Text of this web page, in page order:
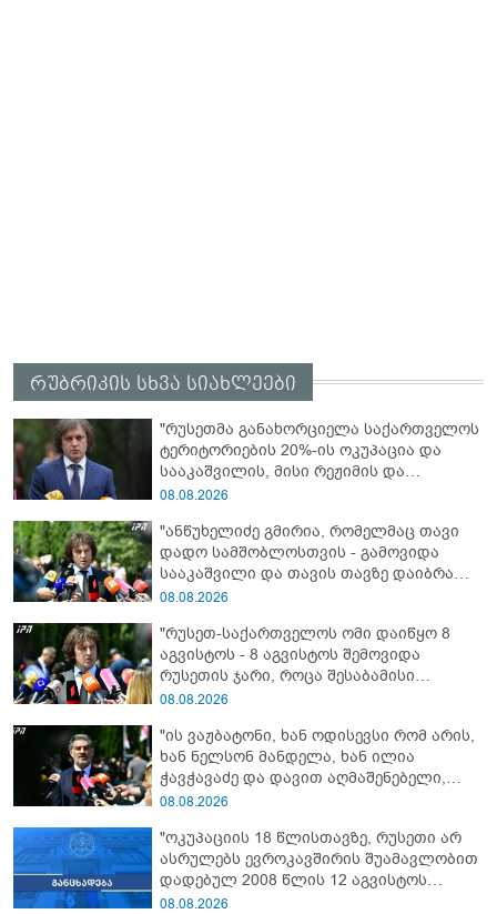
რუბრიკის სხვა სიახლეები
"რუსეთმა განახორციელა საქართველოს
ტერიტორიების 20%-ის ოკუპაცია და
სააკაშვილის, მისი რეჟიმის და
„ნაცმოძრაობის“ ღალატი ვერანაირად
დანაშაული ჩვენი სახელმწიფოს წინაშე"
08.08.2026
"ანწუხელიძე გმირია, რომელმაც თავი
დადო სამშობლოსთვის - გამოვიდა
სააკაშვილი და თავის თავზე დაიბრალა
ანწუხელიძის გმირობა, სამარცხვინო
სააკაშვილისთვის შეგინებას თუ რაღაც
ამგვარს სთხოვდნენ მას"
08.08.2026
"რუსეთ-საქართველოს ომი დაიწყო 8
აგვისტოს - 8 აგვისტოს შემოვიდა
რუსეთის ჯარი, როცა შესაბამისი
განცხადება გააკეთა რუსეთის
რაც მოხდა, ეს იყო ის, რომ სააკაშვილის
რეჟიმმა დაბომბა ცხინვალი"
08.08.2026
"ის ვაჟბატონი, ხან ოდისევსი რომ არის,
ხან ნელსონ მანდელა, ხან ილია
ჭავჭავაძე და დავით აღმაშენებელი,
სინამდვილეში, ერთი საცოდავი,
08.08.2026
"ოკუპაციის 18 წლისთავზე, რუსეთი არ
ასრულებს ევროკავშირის შუამავლობით
დადებულ 2008 წლის 12 აგვისტოს
ცეცხლის შეწყვეტის შეთანხმებას - მეტიც,
08.08.2026